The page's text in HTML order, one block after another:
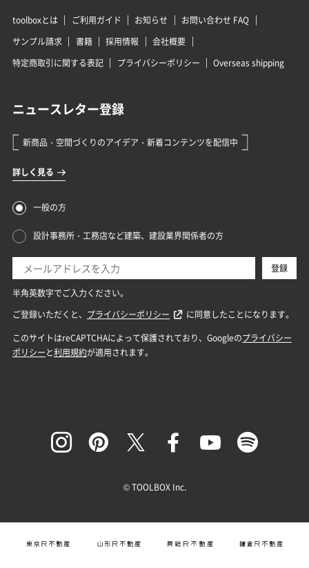
toolboxとは ご利用ガイド お知らせ
お問い合わせ FAQ
サンプル請求
書籍 採用情報
会社概要
特定商取引に関する表記
プライバシーポリシー Overseas shipping
© TOOLBOX Inc.